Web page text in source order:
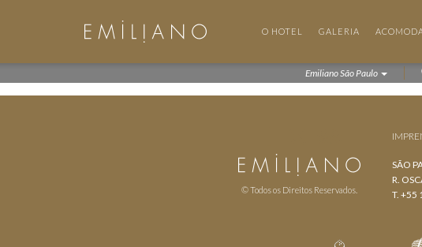
O HOTEL GALERIA
Emiliano São Paulo
© Todos os Direitos Reservados.
SÃO
R.
T. +55